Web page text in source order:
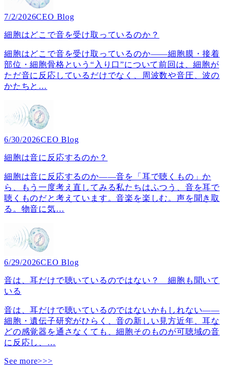
7/2/2026CEO Blog
細胞はどこで音を受け取っているのか？
細胞はどこで音を受け取っているのか――細胞膜・接着
部位・細胞骨格という“入り口”について前回は、細胞が
ただ音に反応しているだけでなく、周波数や音圧、波の
かたちと …
6/30/2026CEO Blog
細胞は音に反応するのか？
細胞は音に反応するのか――音を「耳で聴くもの」か
ら、もう一度考え直してみる私たちはふつう、音を耳で
聴くものだと考えています。音楽を楽しむ。声を聞き取
る。物音に気…
6/29/2026CEO Blog
音は、耳だけで聴いているのではない？ 細胞も聞いて
いる
音は、耳だけで聴いているのではないかもしれない――
細胞・遺伝子研究がひらく、音の新しい見方近年、耳な
どの感覚器を通さなくても、細胞そのものが可聴域の音
に反応し、 …
See more>>>